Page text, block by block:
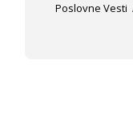
Poslovne Vesti